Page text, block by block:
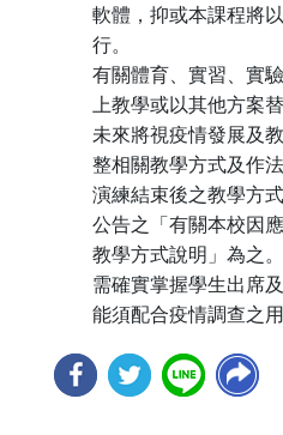
軟體，抑或本課程將
行。
有關體育、實習、實
上教學或以其他方案替
未來將視疫情發展及
整相關教學方式及作
演練結束後之教學方
公告之「有關本校因
教學方式說明」為之
需確實掌握學生出席
能須配合疫情調查之用